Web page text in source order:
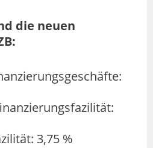
die neuen
3,75 %